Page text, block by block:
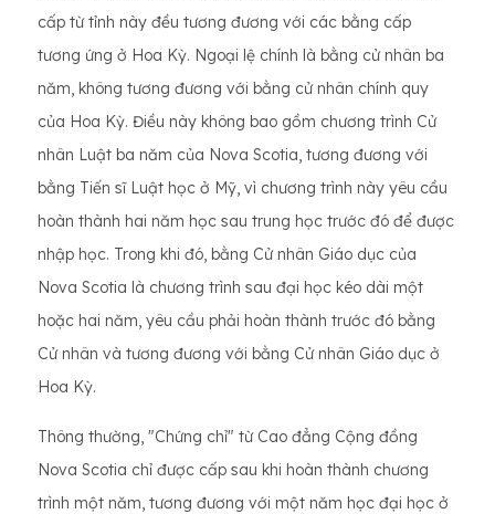
cấp từ tỉnh này đều tương đương với các bằng cấp
tương ứng ở Hoa Kỳ. Ngoại lệ chính là bằng cử nhân ba
năm, không tương đương với bằng cử nhân chính quy
của Hoa Kỳ. Điều này không bao gồm chương trình Cử
nhân Luật ba năm của Nova Scotia, tương đương với
bằng Tiến sĩ Luật học ở Mỹ, vì chương trình này yêu cầu
hoàn thành hai năm học sau trung học trước đó để được
nhập học. Trong khi đó, bằng Cử nhân Giáo dục của
Nova Scotia là chương trình sau đại học kéo dài một
hoặc hai năm, yêu cầu phải hoàn thành trước đó bằng
Cử nhân và tương đương với bằng Cử nhân Giáo dục ở
Hoa Kỳ.
Thông thường, "Chứng chỉ" từ Cao đẳng Cộng đồng
Nova Scotia chỉ được cấp sau khi hoàn thành chương
trình một năm, tương đương với một năm học đại học ở